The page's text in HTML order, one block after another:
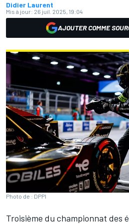
Didier Laurent
Mis à jour: 26 juil. 2025, 19:04
AJOUTER COMME
Photo de : DPPI
Troisième du championnat des